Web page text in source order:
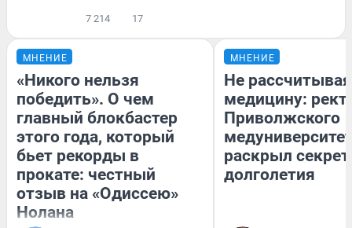
7 214 17
МНЕНИЕ
«Никого нельзя
победить». О чем
главный блокбастер
этого года, который
бьет рекорды в
прокате: честный
отзыв на «Одиссею»
Нолана
МНЕНИЕ
Не
медицину:
Приволжского
раскрыл
долголетия